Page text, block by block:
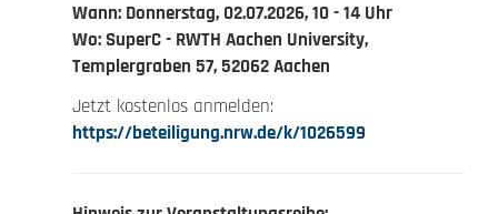
Wann: Donnerstag, 02.07.2026, 10 - 14 Uhr
Wo: SuperC - RWTH Aachen University,
Templergraben 57, 52062 Aachen
Jetzt kostenlos anmelden:
https://beteiligung.nrw.de/k/1026599